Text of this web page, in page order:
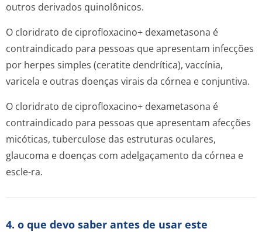
outros derivados quinolônicos.
O cloridrato de ciprofloxacino+ dexametasona é
contraindicado para pessoas que apresentam infecções
por herpes simples (ceratite dendrítica), vaccínia,
varicela e outras doenças virais da córnea e conjuntiva.
O cloridrato de ciprofloxacino+ dexametasona é
contraindicado para pessoas que apresentam afecções
micóticas, tuberculose das estruturas oculares,
glaucoma e doenças com adelgaçamento da córnea e
escle-ra.
4. o que devo saber antes de usar este